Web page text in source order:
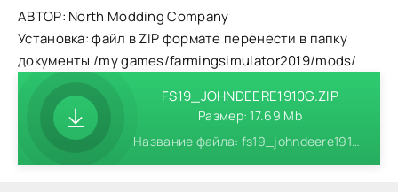
АВТОР: North Modding Company
Установка: файл в ZIP формате перенести в папку
документы /my games/farmingsimulator2019/mods/
FS19_JOHNDEERE1910G.ZIP
Размер: 17.69 Mb
Название файла: fs19_johndeere1910g.zip